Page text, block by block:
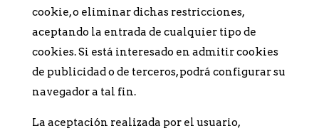
cookie, o eliminar dichas restricciones,
aceptando la entrada de cualquier tipo de
cookies. Si está interesado en admitir cookies
de publicidad o de terceros, podrá configurar su
navegador a tal fin.
La aceptación realizada por el usuario,